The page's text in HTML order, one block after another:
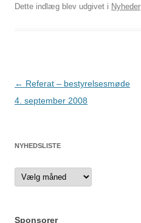
Dette indlæg blev udgivet i Nyheder
Indlægsnavigation
← Referat – bestyrelsesmøde
4. september 2008
NYHEDSLISTE
Nyhedsliste
Sponsorer